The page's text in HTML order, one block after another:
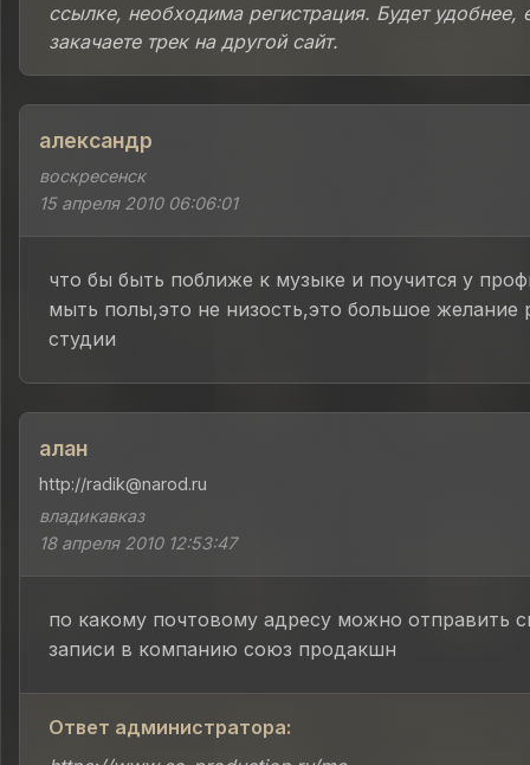
ссылке, необходима регистрация. Будет удобнее,
закачаете трек на другой сайт.
александр
воскресенск
15 апреля 2010 06:06:01
что бы быть поближе к музыке и поучится у
мыть полы,это не низость,это большое желание
студии
алан
http://radik@narod.ru
владикавказ
18 апреля 2010 12:53:47
по какому почтовому адресу можно отправить
записи в компанию союз продакшн
Ответ администратора: